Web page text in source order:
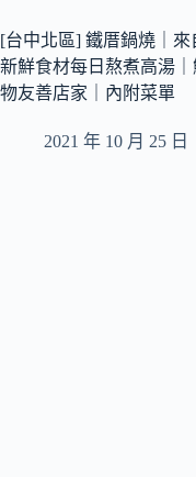
[台中北區] 鐵厝鍋燒｜來
新鮮食材每日熬煮高湯
物友善店家｜內附菜單
2021 年 10 月 25 日